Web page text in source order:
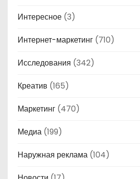
Интересное (3)
Интернет-маркетинг (710)
Исследования (342)
Креатив (165)
Маркетинг (470)
Медиа (199)
Наружная реклама (104)